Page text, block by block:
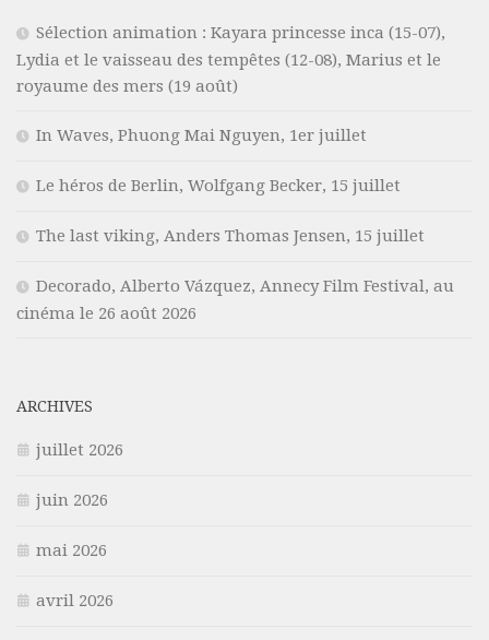
Sélection animation : Kayara princesse inca (15-07),
Lydia et le vaisseau des tempêtes (12-08), Marius et le
royaume des mers (19 août)
In Waves, Phuong Mai Nguyen, 1er juillet
Le héros de Berlin, Wolfgang Becker, 15 juillet
The last viking, Anders Thomas Jensen, 15 juillet
Decorado, Alberto Vázquez, Annecy Film Festival, au
cinéma le 26 août 2026
ARCHIVES
juillet 2026
juin 2026
mai 2026
avril 2026